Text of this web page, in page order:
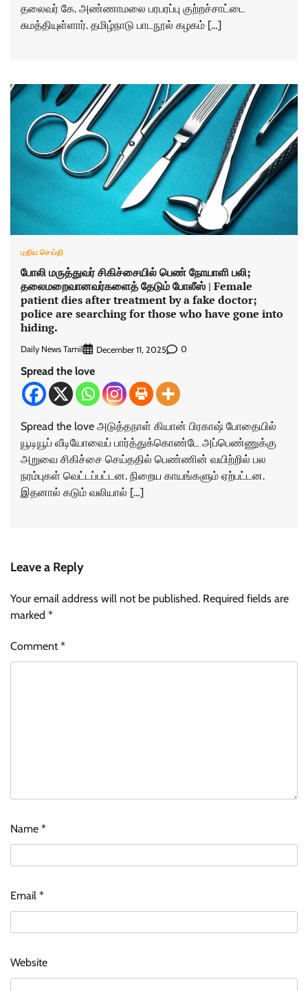
தலைவர் கே. அண்ணாமலை பரபரப்பு குற்றச்சாட்டை
சுமத்தியுள்ளார். தமிழ்நாடு பாடநூல் கழகம் […]
புதிய செய்தி
போலி மருத்துவர் சிகிச்சையில் பெண் நோயாளி பலி;
தலைமறைவானவர்களைத் தேடும் போலீஸ் | Female
patient dies after treatment by a fake doctor;
police are searching for those who have gone into
hiding.
Daily News Tamil December 11, 2025 0
Spread the love
Spread the love அடுத்தநாள் கியான் பிரகாஷ் போதையில்
யூடியூப் வீடியோவைப் பார்த்துக்கொண்டே அப்பெண்ணுக்கு
அறுவை சிகிச்சை செய்ததில் பெண்ணின் வயிற்றில் பல
நரம்புகள் வெட்டப்பட்டன. நிறைய காயங்களும் ஏற்பட்டன.
இதனால் கடும் வலியால் […]
Leave a Reply
Your email address will not be published. Required fields are
marked *
Comment*
Name *
Email *
Website